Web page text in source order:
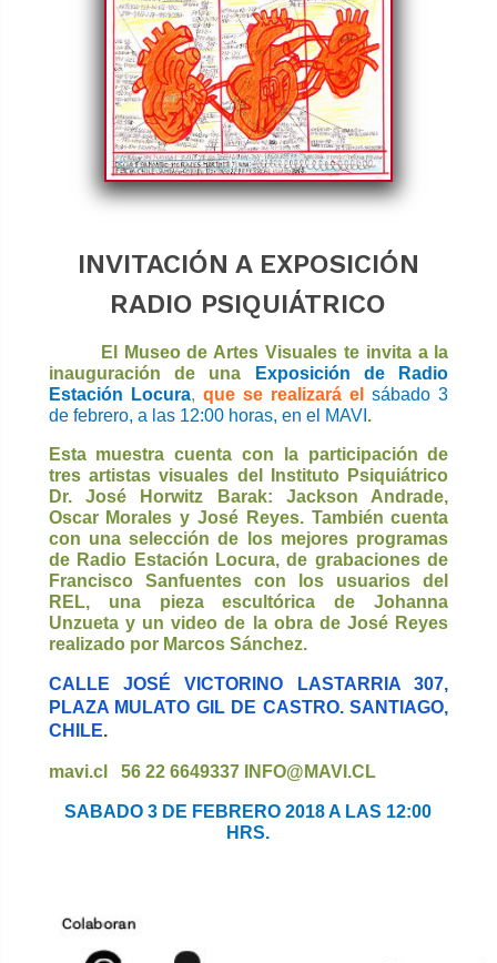
INVITACIÓN A EXPOSICIÓN
RADIO PSIQUIÁTRICO
El Museo de Artes Visuales te invita a la
inauguración de una
Exposición de Radio
Estación Locura, que se realizará elsábado 3
de febrero, a las 12:00 horas, en el MAVI .
Esta muestra cuenta con la participación de
tres artistas visuales del Instituto Psiquiátrico
Dr. José Horwitz Barak: Jackson Andrade,
Oscar Morales y José Reyes. También cuenta
con una selección de los mejores programas
de Radio Estación Locura, de grabaciones de
Francisco Sanfuentes con los usuarios del
REL, una pieza escultórica de Johanna
Unzueta y un video de la obra de José Reyes
realizado por Marcos Sánchez.
CALLE JOSÉ VICTORINO LASTARRIA 307,
PLAZA MULATO GIL DE CASTRO. SANTIAGO,
CHILE.
mavi.cl 56 22 6649337 INFO@MAVI.CL
SABADO 3 DE FEBRERO 2018 A LAS 12:00
HRS.